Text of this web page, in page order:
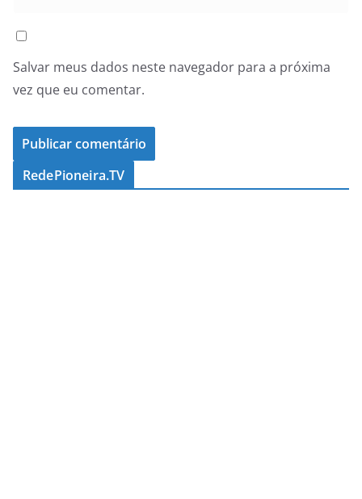
Salvar meus dados neste navegador para a próxima
vez que eu comentar.
RedePioneira.TV